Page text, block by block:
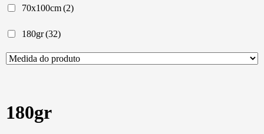
70x100cm(2)
180gr(32)
180gr